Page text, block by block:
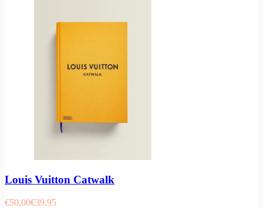
Louis Vuitton Catwalk
€50,00€39,95